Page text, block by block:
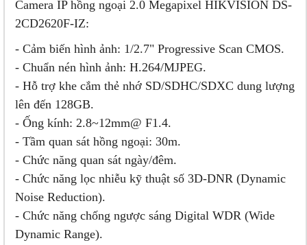
Camera IP hồng ngoại 2.0 Megapixel HIKVISION DS-
2CD2620F-IZ:
- Cảm biến hình ảnh: 1/2.7" Progressive Scan CMOS.
- Chuẩn nén hình ảnh: H.264/MJPEG.
- Hỗ trợ khe cắm thẻ nhớ SD/SDHC/SDXC dung lượng
lên đến 128GB.
- Ống kính: 2.8~12mm@ F1.4.
- Tầm quan sát hồng ngoại: 30m.
- Chức năng quan sát ngày/đêm.
- Chức năng lọc nhiễu kỹ thuật số 3D-DNR (Dynamic
Noise Reduction).
- Chức năng chống ngược sáng Digital WDR (Wide
Dynamic Range).